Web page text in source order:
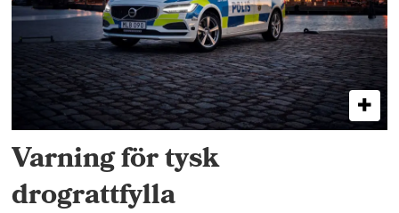
Varning för tysk
drograttfylla